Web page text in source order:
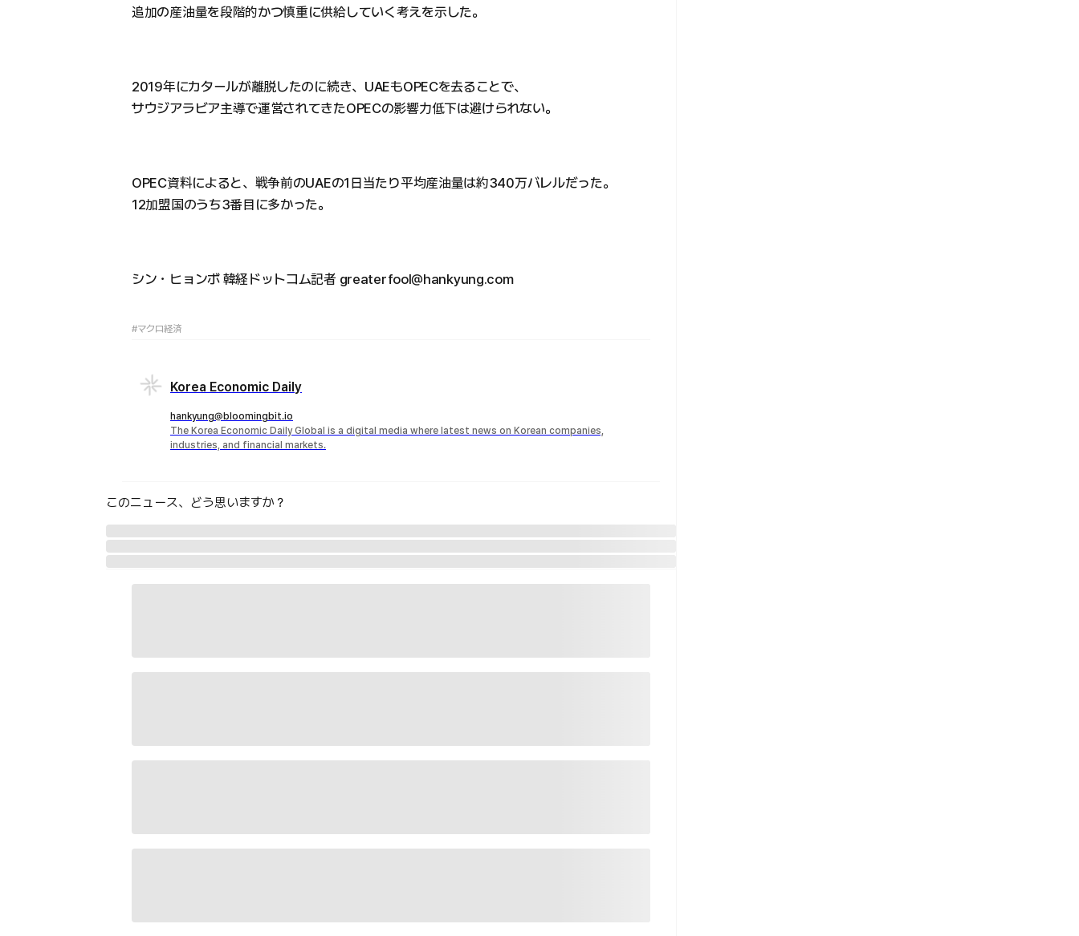
追加の産油量を段階的かつ慎重に供給していく考えを示した。
2019年にカタールが離脱したのに続き、UAEもOPECを去ることで、
サウジアラビア主導で運営されてきたOPECの影響力低下は避けられない。
OPEC資料によると、戦争前のUAEの1日当たり平均産油量は約340万バレルだった。
12加盟国のうち3番目に多かった。
シン・ヒョンボ 韓経ドットコム記者 greaterfool@hankyung.com
#マクロ経済
Korea Economic Daily
hankyung@bloomingbit.io
The Korea Economic Daily Global is a digital media where latest news on Korean companies,
industries, and financial markets.
このニュース、どう思いますか？